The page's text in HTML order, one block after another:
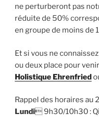
ne perturberont pas
réduite de 50%
en groupe de moins de
Et si vous ne
ou deux place pour
Holistique Ehrenfried
Rappel des horaires au
Lundi 9h30/10h30 :